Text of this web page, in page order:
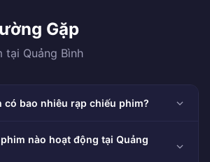
Gặp
tại Quảng Bình
có bao nhiêu rạp chiếu phim?
nào hoạt động tại Quảng